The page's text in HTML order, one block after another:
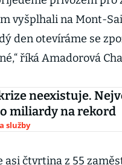
vyšplhali na Mont-
den otevíráme se
říká Amadorová
neexistuje.
miliardy na rekord
služby
asi čtvrtina z 55